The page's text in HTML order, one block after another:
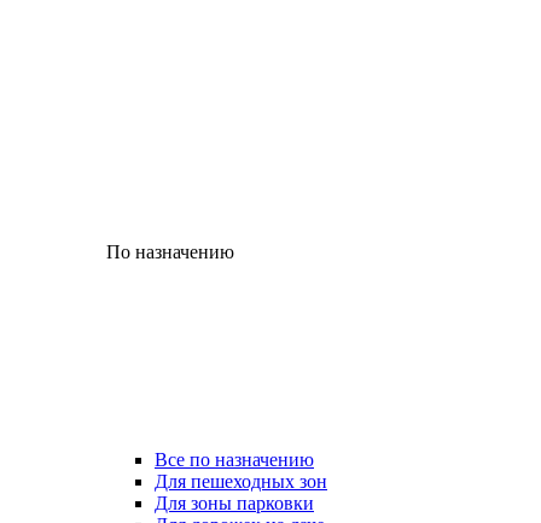
По назначению
Все по назначению
Для пешеходных зон
Для зоны парковки